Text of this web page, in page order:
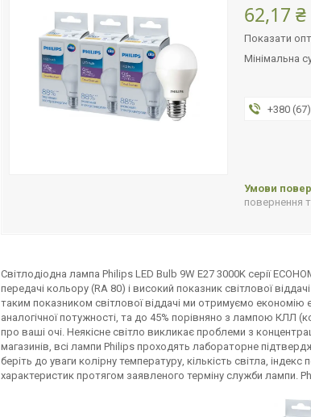
62,17 ₴
Показати
Мінімальна
+380
повернення
Світлодіодна лампа Philips LED Bulb 9W E27 3000K серії
передачі кольору (RA 80) і високий показник світлової
таким показником світлової віддачі ми отримуємо
аналогічної потужності, та до 45% порівняно з лампою КЛЛ
про ваші очі. Неякісне світло викликає проблеми з
магазинів, всі лампи Philips проходять лабораторне
беріть до уваги колірну температуру, кількість світла,
характеристик протягом заявленого терміну служби лампи.